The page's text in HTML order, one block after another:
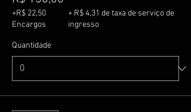
+R$ 22,50
Encargos
+ R$ 4,31 de taxa de serviço de
ingresso
Quantidade